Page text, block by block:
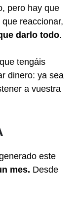
pero hay que
reaccionar,
darlo todo.
tengáis
dinero: ya sea
a vuestra
este
mes. Desde